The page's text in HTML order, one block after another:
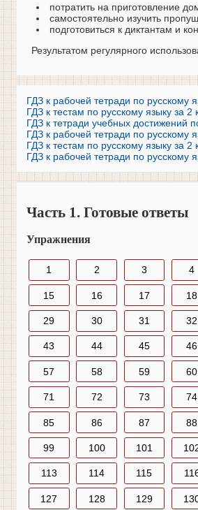
потратить на приготовление
самостоятельно изучить
подготовиться к диктантам и
Результатом регулярного
ГДЗ к рабочей тетради по русскому
ГДЗ к тестам по русскому языку за
ГДЗ к тетради учебных достижений
ГДЗ к рабочей тетради по русскому
ГДЗ к тестам по русскому языку за
ГДЗ к рабочей тетради по русскому
Часть 1. Готовые ответы
Упражнения
1 2 3 4
15 16 17 18
29 30 31 32
43 44 45 46
57 58 59 60
71 72 73 74
85 86 87 88
99 100 101
113 114 115
127 128 129